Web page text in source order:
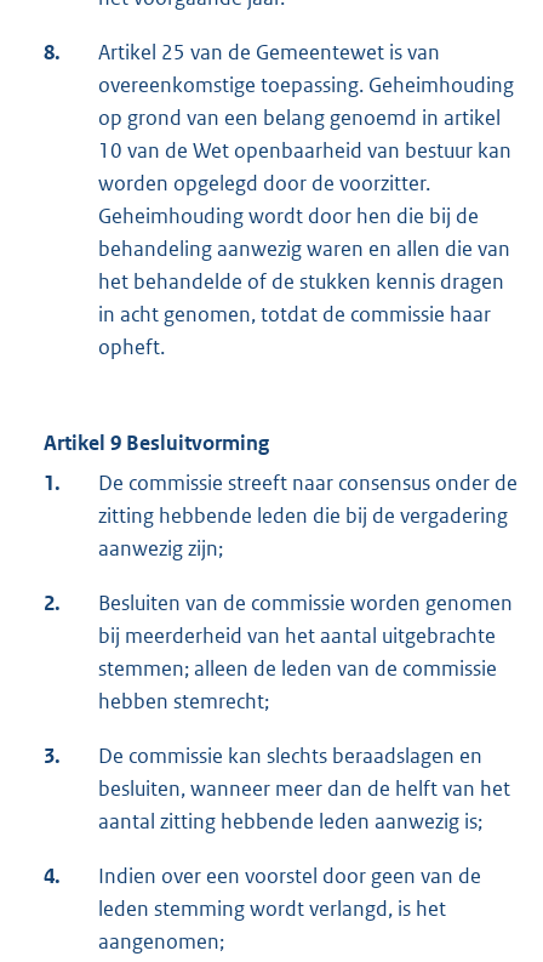
8.
Artikel 25 van de Gemeentewet is van
overeenkomstige toepassing. Geheimhouding
op grond van een belang genoemd in artikel
10 van de Wet openbaarheid van bestuur kan
worden opgelegd door de voorzitter.
Geheimhouding wordt door hen die bij de
behandeling aanwezig waren en allen die van
het behandelde of de stukken kennis dragen
in acht genomen, totdat de commissie haar
opheft.
Artikel 9 Besluitvorming
1.
De commissie streeft naar consensus onder de
zitting hebbende leden die bij de vergadering
aanwezig zijn;
2.
Besluiten van de commissie worden genomen
bij meerderheid van het aantal uitgebrachte
stemmen; alleen de leden van de commissie
hebben stemrecht;
3.
De commissie kan slechts beraadslagen en
besluiten, wanneer meer dan de helft van het
aantal zitting hebbende leden aanwezig is;
4.
Indien over een voorstel door geen van de
leden stemming wordt verlangd, is het
aangenomen;